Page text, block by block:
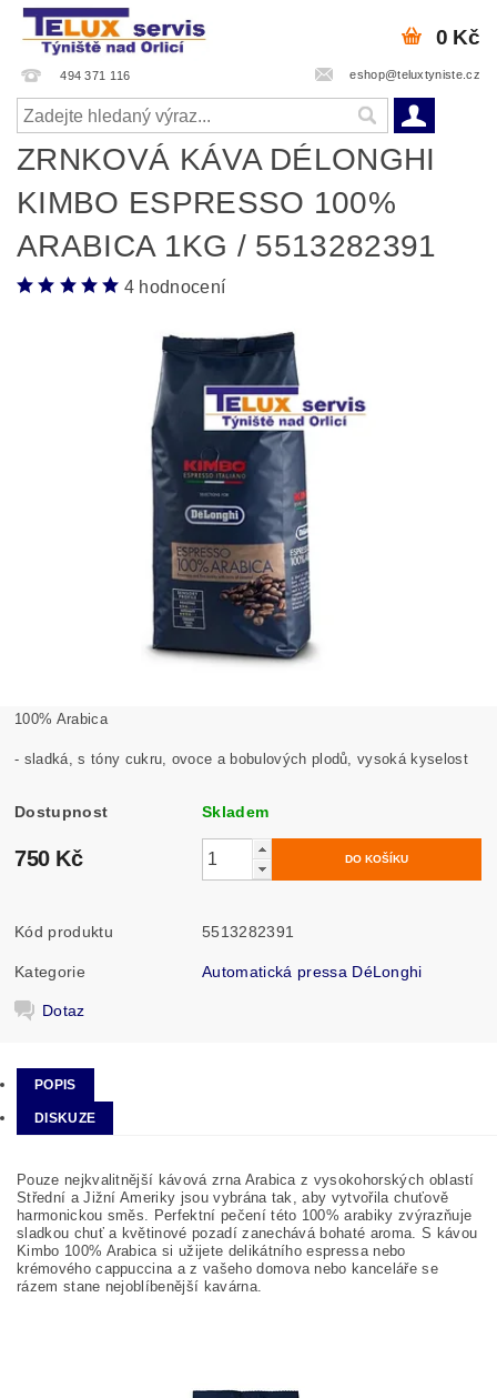
494 371 116 eshop@teluxtyniste.cz
0 Kč
ZRNKOVÁ KÁVA DÉLONGHI
KIMBO ESPRESSO 100%
ARABICA 1KG / 5513282391
4 hodnocení
100% Arabica
- sladká, s tóny cukru, ovoce a bobulových plodů, vysoká kyselost
Dostupnost Skladem
750 Kč
Kód produktu 5513282391
Kategorie Automatická pressa DéLonghi
Dotaz
POPIS
DISKUZE
Pouze nejkvalitnější kávová zrna Arabica z vysokohorských oblastí
Střední a Jižní Ameriky jsou vybrána tak, aby vytvořila chuťově
harmonickou směs. Perfektní pečení této 100% arabiky zvýrazňuje
sladkou chuť a květinové pozadí zanechává bohaté aroma. S kávou
Kimbo 100% Arabica si užijete delikátního espressa nebo
krémového cappuccina a z vašeho domova nebo kanceláře se
rázem stane nejoblíbenější kavárna.